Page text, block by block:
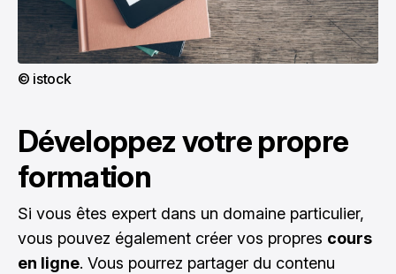
© istock
Développez votre propre
formation
Si vous êtes expert dans un domaine particulier,
vous pouvez également créer vos propres cours
en ligne. Vous pourrez partager du contenu